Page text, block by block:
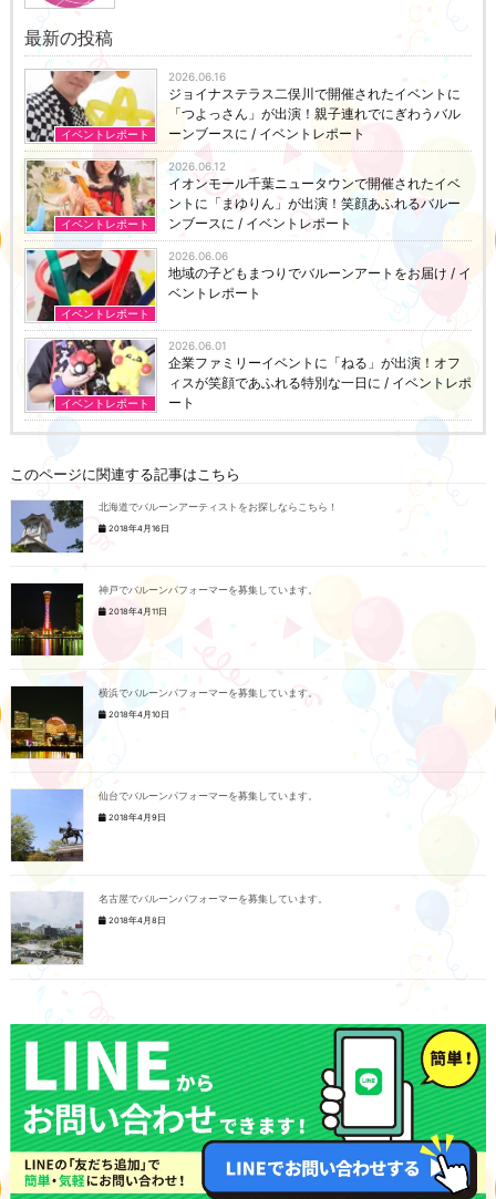
最新の投稿
イベントレポート
2026.06.16
ジョイナステラス二俣川で開催されたイベントに
「つよっさん」が出演！親子連れでにぎわうバル
ーンブースに / イベントレポート
イベントレポート
2026.06.12
イオンモール千葉ニュータウンで開催されたイベ
ントに「まゆりん」が出演！笑顔あふれるバルー
ンブースに / イベントレポート
イベントレポート
2026.06.06
地域の子どもまつりでバルーンアートをお届け / イ
ベントレポート
イベントレポート
2026.06.01
企業ファミリーイベントに「ねる」が出演！オフ
ィスが笑顔であふれる特別な一日に / イベントレポ
ート
このページに関連する記事はこちら
北海道でバルーンアーティストをお探しならこちら！
2018年4月16日
神戸でバルーンパフォーマーを募集しています。
2018年4月11日
横浜でバルーンパフォーマーを募集しています。
2018年4月10日
仙台でバルーンパフォーマーを募集しています。
2018年4月9日
名古屋でバルーンパフォーマーを募集しています。
2018年4月8日